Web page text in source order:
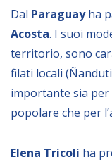
Dal Paraguayha
Acosta. I suoi
territorio, sono
filati locali
importante sia per
popolare che per
Elena Tricoli ha